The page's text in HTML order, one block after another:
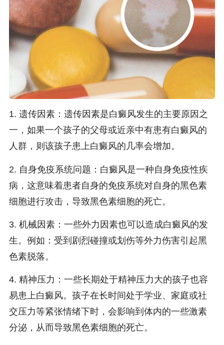
1. 遗传因素：遗传因素是白癜风发生的主要原因之
一，如果一个孩子的父母或近亲中有患有白癜风的
人群，则该孩子患上白癜风的几率会增加。
2. 自身免疫系统问题：白癜风是一种自身免疫性疾
病，这意味着患者自身的免疫系统对自身的黑色素
细胞进行攻击，导致黑色素细胞的死亡。
3. 机械因素：一些外力因素也可以造成白癜风的发
生。例如：受到剧烈碰撞或划伤等外力伤害引起黑
色素脱落。
4. 精神压力：一些长期处于精神压力大的孩子也容
易患上白癜风。孩子在长时间处于学业、家庭或社
交压力等紧张情绪下时，会影响到体内的一些激素
分泌，从而导致黑色素细胞的死亡。